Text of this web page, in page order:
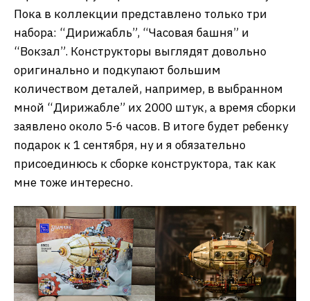
Пока в коллекции представлено только три
набора: “Дирижабль”, “Часовая башня” и
“Вокзал”. Конструкторы выглядят довольно
оригинально и подкупают большим
количеством деталей, например, в выбранном
мной “Дирижабле” их 2000 штук, а время сборки
заявлено около 5-6 часов. В итоге будет ребенку
подарок к 1 сентября, ну и я обязательно
присоединюсь к сборке конструктора, так как
мне тоже интересно.